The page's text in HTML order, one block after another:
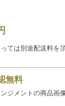
ては別途配送料を
無料
ジメントの商品画